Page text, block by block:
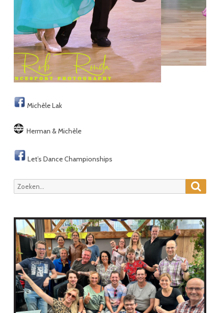
Michèle Lak
Herman & Michèle
Let’s Dance Championships
Zoeken
naar: